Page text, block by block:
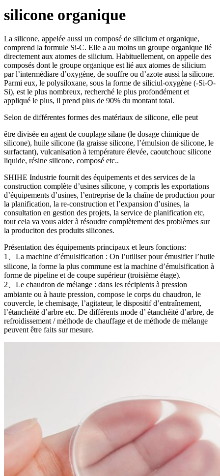
silicone organique
La silicone, appelée aussi un composé de silicium et organique,
comprend la formule Si-C. Elle a au moins un groupe organique lié
directement aux atomes de silicium. Habituellement, on appelle des
composés dont le groupe organique est lié aux atomes de silicium
par l’intermédiare d’oxygène, de souffre ou d’azote aussi la silicone.
Parmi eux, le polysiloxane, sous la forme de siliciul-oxygène (-Si-O-
Si), est le plus nombreux, recherché le plus profondément et
appliqué le plus, il prend plus de 90% du montant total.
Selon de différentes formes des matériaux de silicone, elle peut
être divisée en agent de couplage silane (le dosage chimique de
silicone), huile silicone (la graisse silicone, l’émulsion de silicone, le
surfactant), vulcanisation à température élevée, caoutchouc silicone
liquide, résine silicone, composé etc..
SHIHE Industrie fournit des équipements et des services de la
construction complète d’usines silicone, y compris les exportations
d’équipements d’usines, l’entreprise de la chaîne de production pour
la planification, la re-construction et l’expansion d’usines, la
consultation en gestion des projets, la service de planification etc,
tout cela va vous aider à résoudre complètement des problèmes sur
la produciton des produits silicones.
Présentation des équipements principaux et leurs fonctions:
1、La machine d’émulsification : On l’utiliser pour émusifier l’huile
silicone, la forme la plus commune est la machine d’émulsification à
forme de pipeline et de coupe supérieur (troisième étage).
2、Le chaudron de mélange : dans les récipients à pression
ambiante ou à haute pression, compose le corps du chaudron, le
couvercle, le chemisage, l’agitateur, le dispositif d’entraînement,
l’étanchéité d’arbre etc. De différents mode d’ étanchéité d’arbre, de
refroidissement / méthode de chauffage et de méthode de mélange
peuvent être faits sur mesure.